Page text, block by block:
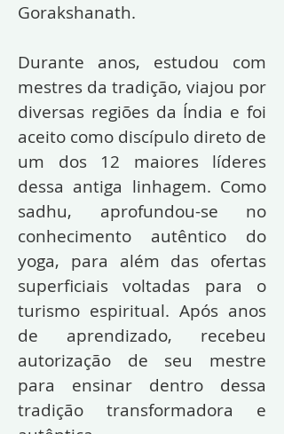
Gorakshanath.
Durante anos, estudou com
mestres da tradição, viajou por
diversas regiões da Índia e foi
aceito como discípulo direto de
um dos 12 maiores líderes
dessa antiga linhagem. Como
sadhu, aprofundou-se no
conhecimento autêntico do
yoga, para além das ofertas
superficiais voltadas para o
turismo espiritual. Após anos
de aprendizado, recebeu
autorização de seu mestre
para ensinar dentro dessa
tradição transformadora e